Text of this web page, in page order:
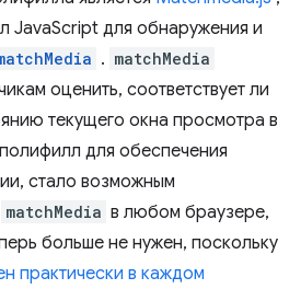
JavaScript для обнаружения и
. matchMedia
оценить, соответствует ли
текущего окна просмотра в
для обеспечения
стало возможным
matchMedia в любом браузере,
больше не нужен, поскольку
практически в каждом